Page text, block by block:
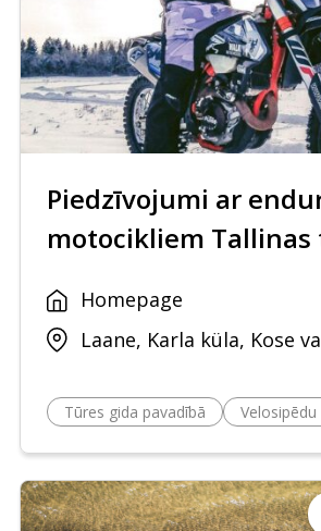
Piedzīvojumi ar
motocikliem Tallinas
Homepage
Laane, Karla küla, Kose
Tūres gida pavadībā